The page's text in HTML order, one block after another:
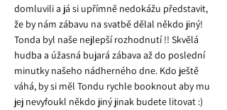
domluvili a já si upřímně nedokážu představit,
že by nám zábavu na svatbě dělal někdo jiný!
Tonda byl naše nejlepší rozhodnutí !! Skvělá
hudba a úžasná bujará zábava až do poslední
minutky našeho nádherného dne. Kdo ještě
váhá, by si měl Tondu rychle booknout aby mu
jej nevyfoukl někdo jiný jinak budete litovat :)